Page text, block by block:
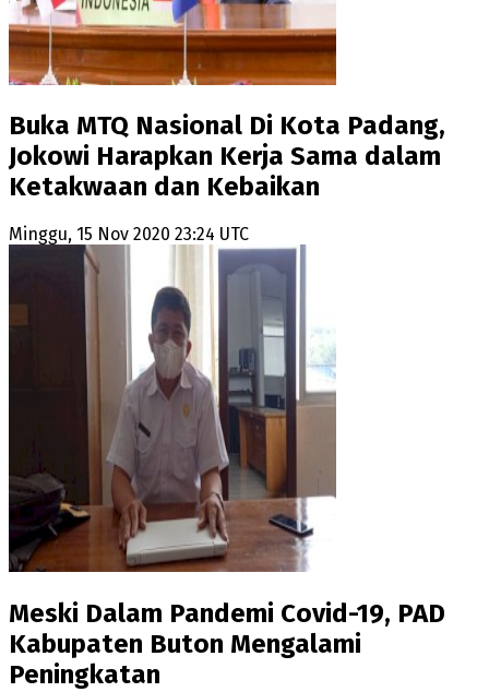
Buka MTQ Nasional Di Kota Padang,
Jokowi Harapkan Kerja Sama dalam
Ketakwaan dan Kebaikan
Minggu, 15 Nov 2020 23:24 UTC
Meski Dalam Pandemi Covid-19, PAD
Kabupaten Buton Mengalami
Peningkatan